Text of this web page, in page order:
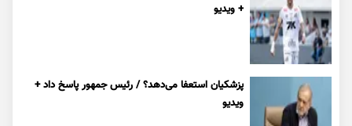
+ ویدیو
پزشکیان استعفا می‌دهد؟ / رئیس جمهور پاسخ داد +
ویدیو